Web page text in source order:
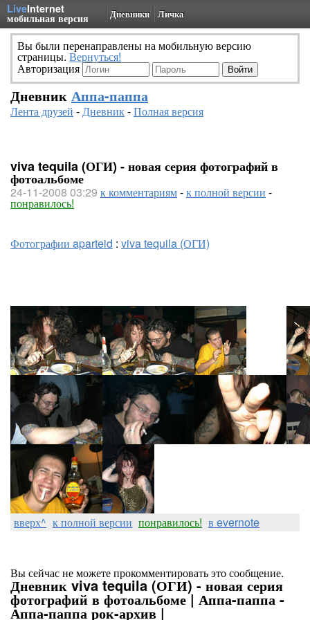
LiveInternet
мобильная версия Дневники Личка
Вы были перенаправлены на мобильную версию
страницы. Вернуться!
Авторизация
Дневник Аппа-паппа
Лента друзей -Дневник-Полная версия
viva tequila (ОГИ) - новая серия фотографий в
фотоальбоме
24-11-2008 03:29 к комментариям-к полной версии -
понравилось!
Фотографии aparteid : viva tequila (ОГИ)
вверх^ к полной версии понравилось! в evernote
Вы сейчас не можете прокомментировать это сообщение.
Дневник viva tequila (ОГИ) - новая серия
фотографий в фотоальбоме | Аппа-паппа -
Аппа-паппа рок-архив |